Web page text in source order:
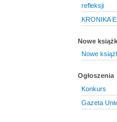
refleksji
KRONIKA
Nowe
Nowe
Ogłoszenia
Konkurs
Gazeta